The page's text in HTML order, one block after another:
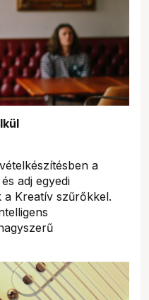
a
adj egyedi
Kreatív szűrőkkel.